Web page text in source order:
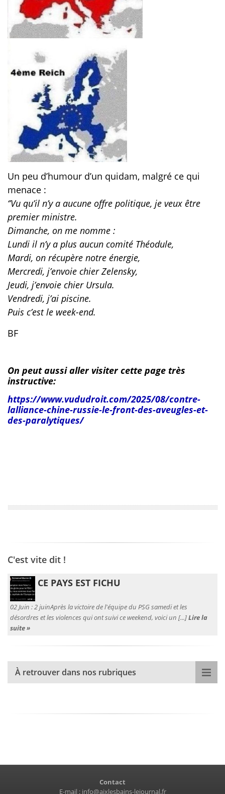
Un peu d’humour d’un quidam, malgré ce qui
menace :
‘’Vu qu’il n’y a aucune offre politique, je veux être
premier ministre.
Dimanche, on me nomme :
Lundi il n’y a plus aucun comité Théodule,
Mardi, on récupère notre énergie,
Mercredi, j’envoie chier Zelensky,
Jeudi, j’envoie chier Ursula.
Vendredi, j’ai piscine.
Puis c’est le week-end.
BF
On peut aussi aller visiter cette page très
instructive:
https://www.vududroit.com/2025/08/contre-
lalliance-chine-russie-le-front-des-aveugles-et-
des-paralytiques/
C'est vite dit !
CE PAYS EST FICHU
02 Juin :2 juinAprès la victoire de l'équipe du PSG samedi et les
désordres et les violences qui ont suivi ce weekend, voici un [...]Lire la
suite »
À retrouver dans nos rubriques
Contact
E-mail : info@aixlesbains-lejournal.fr